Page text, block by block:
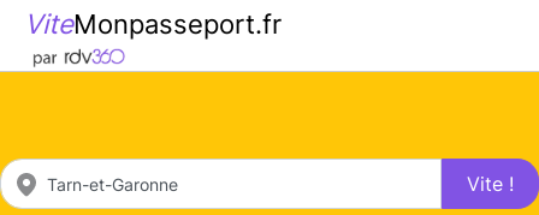
ViteMonpasseport.fr
Vite !